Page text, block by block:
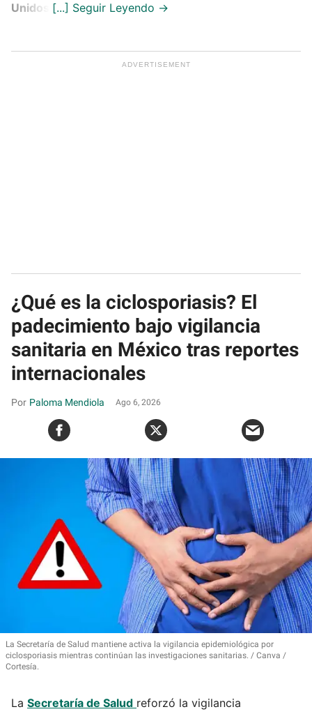
Unidos
¿Qué es la ciclosporiasis? El
padecimiento bajo vigilancia
sanitaria en México tras reportes
internacionales
Paloma Mendiola Ago 6, 2026
La Secretaría de Salud mantiene activa la vigilancia epidemiológica por
ciclosporiasis mientras continúan las investigaciones sanitarias.
Canva /
Cortesía.
La Secretaría de Salud reforzó la vigilancia